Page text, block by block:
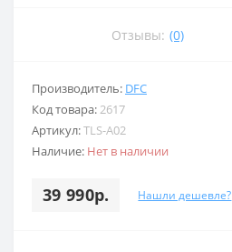
Отзывы: (0)
Производитель: DFC
Код товара:2617
Артикул:TLS-A02
Наличие: Нет в наличии
39 990р. Нашли дешевле?